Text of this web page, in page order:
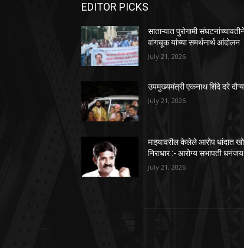
EDITOR PICKS
साताऱ्यात पुरोगामी
वांगचूक यांच्या समर्थनार्थ आंदोलन
July 21, 2026
उपमुख्यमंत्री एकनाथ शिंदे दरे
July 21, 2026
माझ्यावरील केलेले आरोप धांदात
निराधार :- आरोग्य सभापती
July 21, 2026